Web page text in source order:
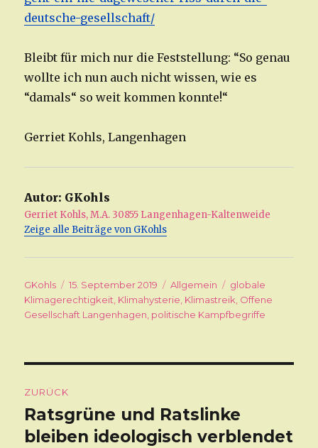
deutsche-gesellschaft/
Bleibt für mich nur die Feststellung: “So genau
wollte ich nun auch nicht wissen, wie es
“damals“ so weit kommen konnte!“
Gerriet Kohls, Langenhagen
Autor: GKohls
Gerriet Kohls, M.A. 30855 Langenhagen-Kaltenweide
Zeige alle Beiträge von GKohls
Autor
GKohls
Veröffentlicht
am
15. September 2019 Kategorien
Allgemein Schlagwörter
globale
Klimagerechtigkeit, Klimahysterie, Klimastreik, Offene
Gesellschaft Langenhagen, politische Kampfbegriffe
ZURÜCK
Vorheriger
Beitrag:
Ratsgrüne und Ratslinke
bleiben ideologisch verblendet